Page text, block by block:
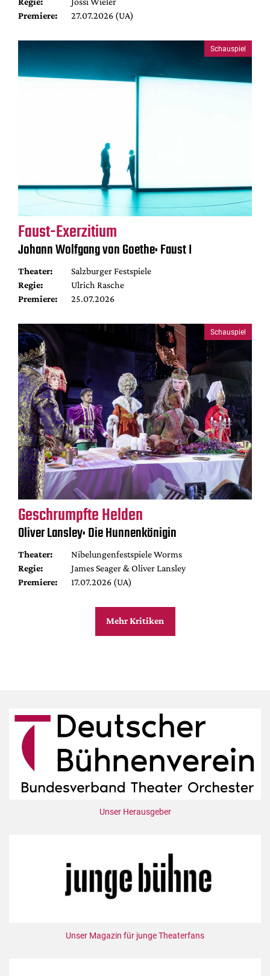
Premiere:
27.07.2026 (UA)
Schauspiel
Faust-Exerzitium
Johann Wolfgang von Goethe: Faust I
Theater:
Salzburger Festspiele
Regie:
Ulrich Rasche
Premiere:
25.07.2026
Schauspiel
Geschrumpfte Helden
Oliver Lansley: Die Hunnenkönigin
Theater:
Nibelungenfestspiele Worms
Regie:
James Seager & Oliver Lansley
Premiere:
17.07.2026 (UA)
Mehr Kritiken
Unser Herausgeber
Unser Magazin für junge Theaterfans